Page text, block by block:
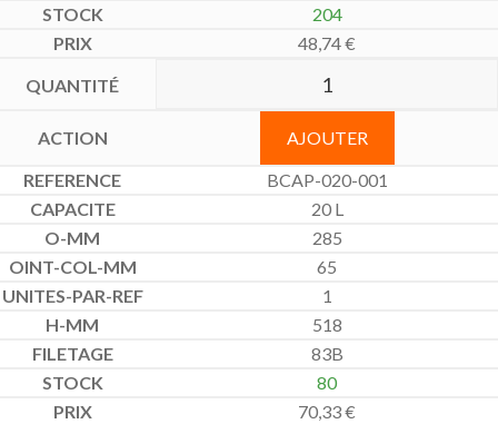
204
48,74€
AJOUTER
BCAP-020-001
20 L
285
65
1
518
83B
80
70,33€